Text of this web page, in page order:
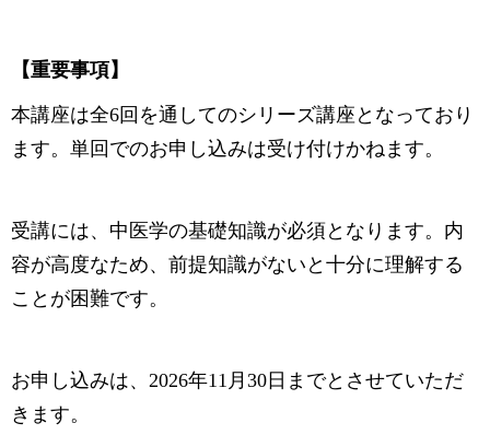
【重要事項】
本講座は全6回を通してのシリーズ講座となっており
ます。単回でのお申し込みは受け付けかねます。
受講には、中医学の基礎知識が必須となります。内
容が高度なため、前提知識がないと十分に理解する
ことが困難です。
お申し込みは、2026年11月30日までとさせていただ
きます。